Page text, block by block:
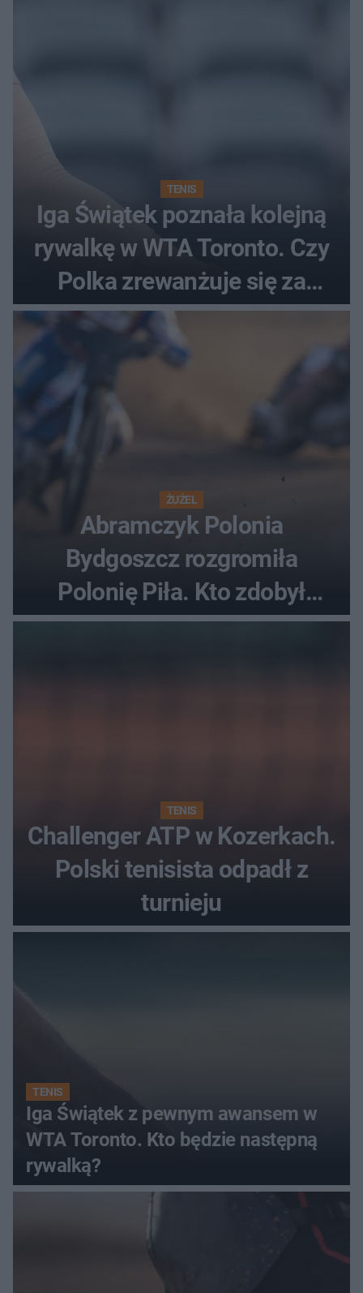
TENIS
Iga Świątek poznała kolejną
rywalkę w WTA Toronto. Czy
Polka zrewanżuje się za
ostatnią porażkę?
ŻUŻEL
Abramczyk Polonia
Bydgoszcz rozgromiła
Polonię Piła. Kto zdobył
najwięcej punktów?
TENIS
Challenger ATP w Kozerkach.
Polski tenisista odpadł z
turnieju
TENIS
Iga Świątek z pewnym awansem w
WTA Toronto. Kto będzie następną
rywalką?